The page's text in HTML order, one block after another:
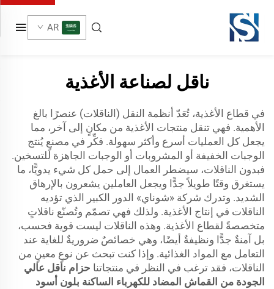
AR
ناقل لصناعة الأغذية
في قطاع الأغذية، تُعَدّ أنظمة النقل (الناقلات) عنصرًا بالغ
الأهمية. فهي تنقل منتجات الأغذية من مكانٍ إلى آخر، مما
يجعل كل العمليات أسرع وأكثر سهولة. فكِّر في مصنعٍ يُنتج
الوجبات الخفيفة أو المشروبات أو الوجبات الجاهزة للتسخين.
فبدون الناقلات، سيضطر العمال إلى حمل كل شيء يدويًّا، ما
يستغرق وقتًا طويلاً جدًّا ويجعل العاملين يشعرون بالإرهاق
الشديد. وتدرك شركة «شوناي» الدور الكبير الذي تؤديه
الناقلات في إنتاج الأغذية. ولذلك فهي تصمّم وتُصنّع ناقلاتٍ
متخصصةً لقطاع الأغذية. وهذه الناقلات ليست قوية فحسب،
بل آمنةٌ جدًّا ونظيفةٌ أيضًا، وهي خصائصٌ ضروريةٌ للغاية عند
التعامل مع المواد الغذائية. وإذا كنت تبحث عن نوعٍ معينٍ من
الناقلات، فقد ترغب في النظر في منتجاتنا حزام ناقل عالي
الجودة من القماش المضاد للكهرباء الساكنة بلون أسود